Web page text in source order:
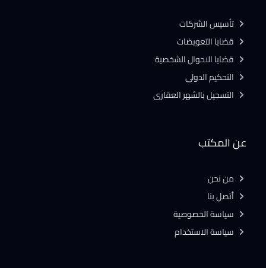
عن المكتب
من نحن
أتصل بنا
سياسة الخصوصية
سياسة الاستخدام
تأسيس الشركات
قضايا التعويضات
قضايا الاحوال الشخصية
التحكيم الدولى
التسجيل بالشهر العقارى